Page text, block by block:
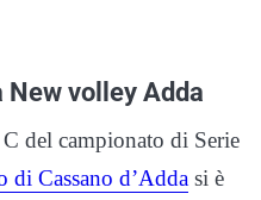
volley Adda
del campionato di Serie
di Cassano d’Adda si è